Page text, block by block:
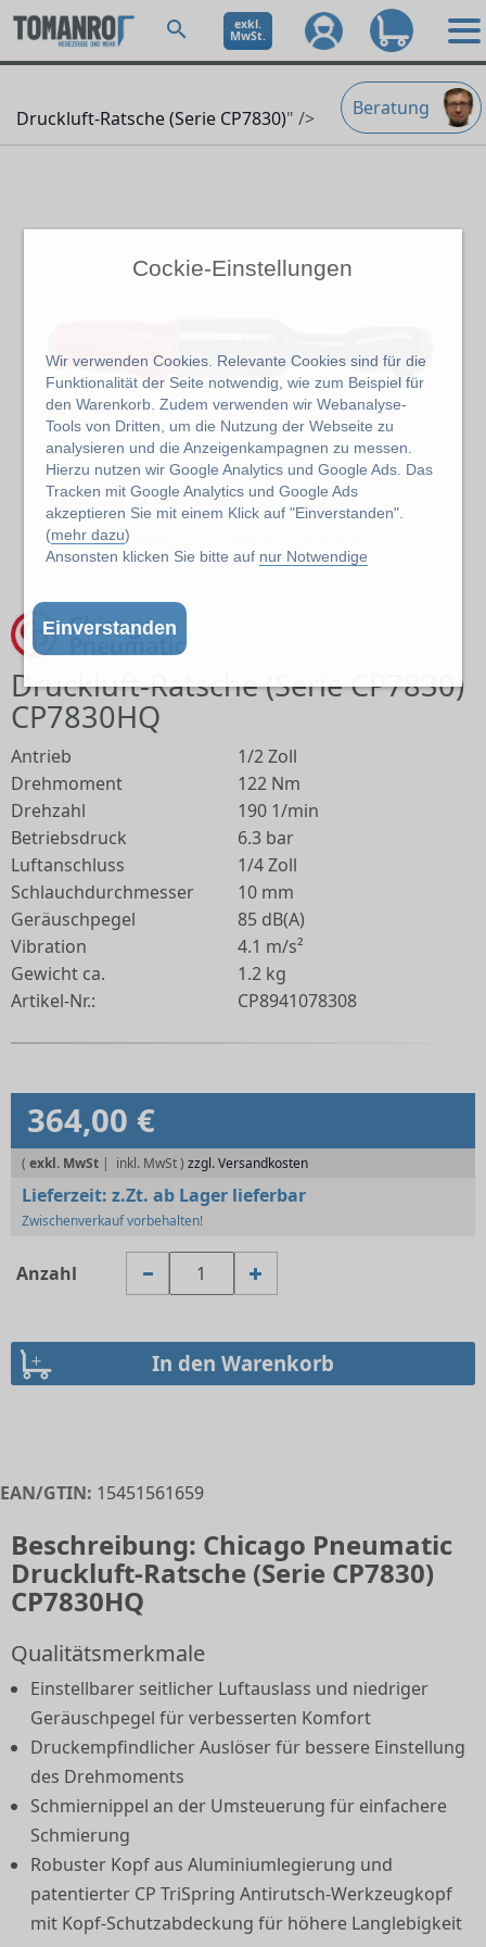
Cockie-Einstellungen
Wir verwenden Cookies. Relevante Cookies sind für die
Funktionalität der Seite notwendig, wie zum Beispiel für
den Warenkorb. Zudem verwenden wir Webanalyse-
Tools von Dritten, um die Nutzung der Webseite zu
analysieren und die Anzeigenkampagnen zu messen.
Hierzu nutzen wir Google Analytics und Google Ads. Das
Tracken mit Google Analytics und Google Ads
akzeptieren Sie mit einem Klick auf "Einverstanden".
(mehr dazu)
Ansonsten klicken Sie bitte auf nur Notwendige
Einverstanden
exkl.
MwSt.
Beratung
Druckluft-Ratsche (Serie CP7830)" />
Druckluft-Ratsche (Serie CP7830)
CP7830HQ
Antrieb
1/2 Zoll
Drehmoment
122 Nm
Drehzahl
190 1/min
Betriebsdruck
6.3 bar
Luftanschluss
1/4 Zoll
Schlauchdurchmesser
10 mm
Geräuschpegel
85 dB(A)
Vibration
4.1 m/s²
Gewicht ca.
1.2 kg
Artikel-Nr.:
CP8941078308
364,00 €
( exkl. MwSt | zzgl. Versandkosten
Lieferzeit: z.Zt. ab Lager lieferbar
Zwischenverkauf vorbehalten!
Anzahl
EAN/GTIN: 15451561659
Beschreibung: Chicago Pneumatic
Druckluft-Ratsche (Serie CP7830)
CP7830HQ
Qualitätsmerkmale
Einstellbarer seitlicher Luftauslass und niedriger
Geräuschpegel für verbesserten Komfort
Druckempfindlicher Auslöser für bessere Einstellung
des Drehmoments
Schmiernippel an der Umsteuerung für einfachere
Schmierung
Robuster Kopf aus Aluminiumlegierung und
patentierter CP TriSpring Antirutsch-Werkzeugkopf
mit Kopf-Schutzabdeckung für höhere Langlebigkeit